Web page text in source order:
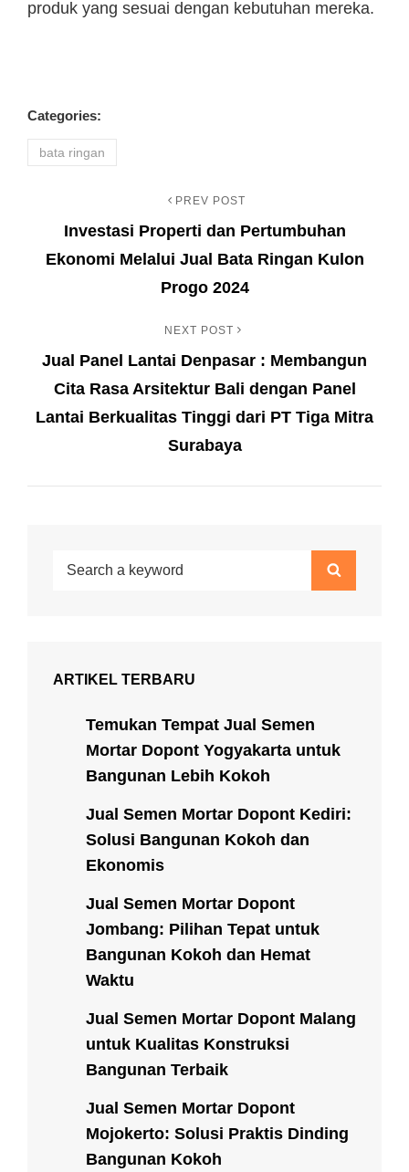
produk yang sesuai dengan kebutuhan mereka.
Categories:
bata ringan
pos
PREV POST
Investasi Properti dan Pertumbuhan
Ekonomi Melalui Jual Bata Ringan Kulon
Progo 2024
Post
NEXT POST
Jual Panel Lantai Denpasar : Membangun
Cita Rasa Arsitektur Bali dengan Panel
Lantai Berkualitas Tinggi dari PT Tiga Mitra
Surabaya
Search
ARTIKEL TERBARU
Temukan Tempat Jual Semen
Mortar Dopont Yogyakarta untuk
Bangunan Lebih Kokoh
Jual Semen Mortar Dopont Kediri:
Solusi Bangunan Kokoh dan
Ekonomis
Jual Semen Mortar Dopont
Jombang: Pilihan Tepat untuk
Bangunan Kokoh dan Hemat
Waktu
Jual Semen Mortar Dopont Malang
untuk Kualitas Konstruksi
Bangunan Terbaik
Jual Semen Mortar Dopont
Mojokerto: Solusi Praktis Dinding
Bangunan Kokoh